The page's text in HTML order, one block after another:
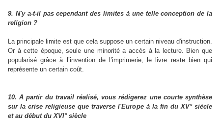
9. N'y a-t-il pas cependant des limites à une telle conception de la
religion ?
La principale limite est que cela suppose un certain niveau d'instruction.
Or à cette époque, seule une minorité a accès à la lecture. Bien que
popularisé grâce à l’invention de l’imprimerie, le livre reste bien qui
représente un certain coût.
10. A partir du travail réalisé, vous rédigerez une courte synthèse
sur la crise religieuse que traverse l'Europe à la fin du XV° siècle
et au début du XVI° siècle